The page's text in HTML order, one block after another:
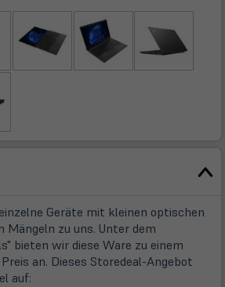
Geräte mit kleinen optischen
Mängeln zu uns. Unter dem
bieten wir diese Ware zu einem
an. Dieses Storedeal-Angebot
auf: